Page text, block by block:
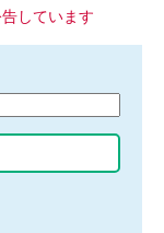
しています